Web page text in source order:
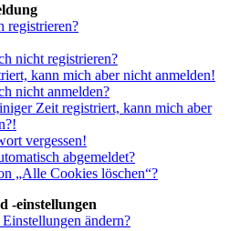
registrieren?
nicht registrieren?
kann mich aber nicht anmelden!
nicht anmelden?
Zeit registriert, kann mich aber
vergessen!
abgemeldet?
„Alle Cookies löschen“?
-einstellungen
ändern?